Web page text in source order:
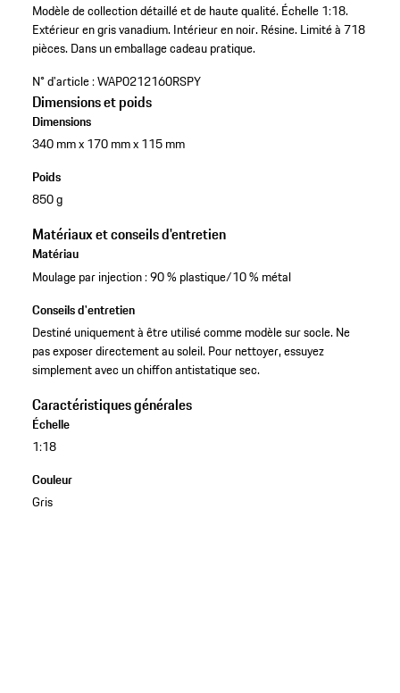
Modèle de collection détaillé et de haute qualité.Échelle 1:18.
Extérieur en gris vanadium.Intérieur en noir.Résine.Limité à 718
pièces.Dans un emballage cadeau pratique.
N° d'article :WAP0212160RSPY
Dimensions et poids
Dimensions
340 mm x 170 mm x 115 mm
Poids
850 g
Matériaux et conseils d'entretien
Matériau
Moulage par injection : 90 % plastique/10 % métal
Conseils d'entretien
Destiné uniquement à être utilisé comme modèle sur socle. Ne
pas exposer directement au soleil. Pour nettoyer, essuyez
simplement avec un chiffon antistatique sec.
Caractéristiques générales
Échelle
1:18
Couleur
Gris